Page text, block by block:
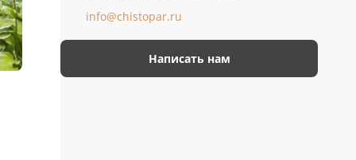
info@chistopar.ru
Написать нам